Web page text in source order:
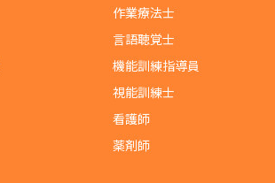
作業療法士
言語聴覚士
機能訓練指導員
視能訓練士
看護師
薬剤師